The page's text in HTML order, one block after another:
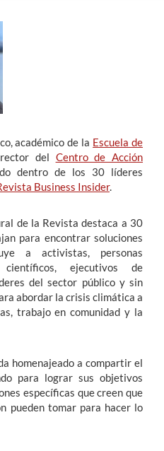
académico de la Escuela de
del Centro de Acción
dentro de los 30 líderes
Business Insider.
de la Revista destaca a 30
para encontrar soluciones
a activistas, personas
científicos, ejecutivos de
del sector público y sin
abordar la crisis climática a
trabajo en comunidad y la
homenajeado a compartir el
para lograr sus objetivos
específicas que creen que
pueden tomar para hacer lo